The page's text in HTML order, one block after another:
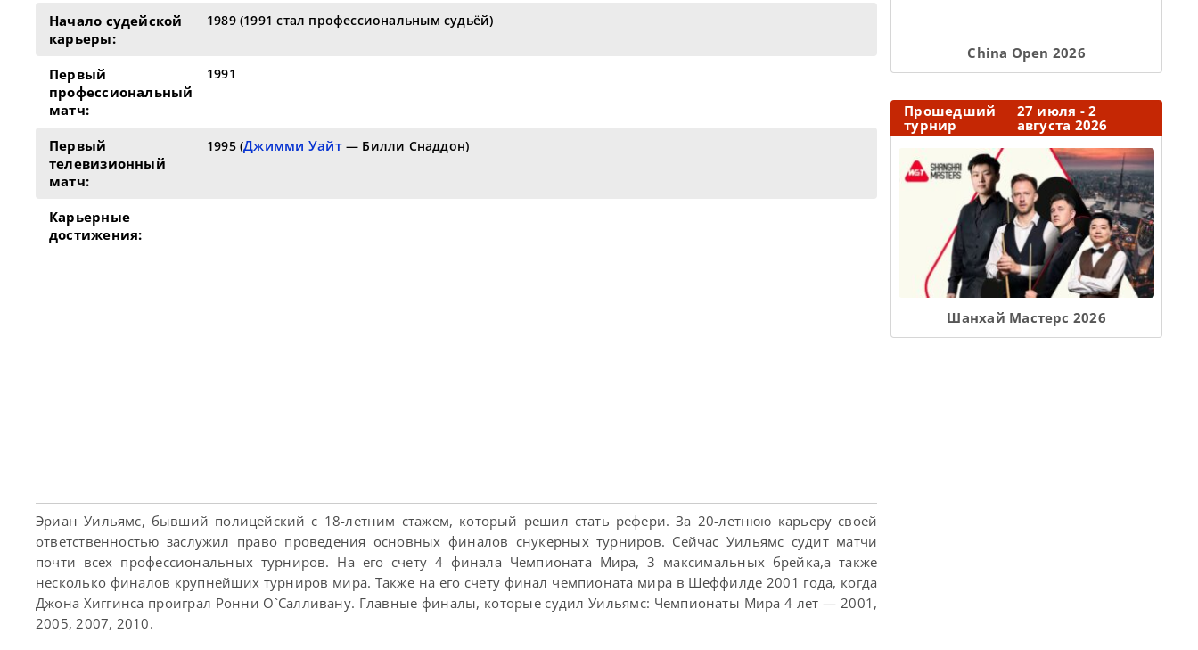
Начало судейской
карьеры:
1989 (1991 стал профессиональным судьёй)
Первый
профессиональный
матч:
1991
Первый
телевизионный
матч:
1995 (Джимми Уайт— Билли Снаддон)
Карьерные
достижения:
Эриан Уильямс, бывший полицейский с 18-летним стажем, который решил стать рефери. За 20-летнюю карьеру своей
ответственностью заслужил право проведения основных финалов снукерных турниров. Сейчас Уильямс судит матчи
почти всех профессиональных турниров. На его счету 4 финала Чемпионата Мира, 3 максимальных брейка,а также
несколько финалов крупнейших турниров мира. Также на его счету финал чемпионата мира в Шеффилде 2001 года, когда
Джона Хиггинса проиграл Ронни О`Салливану. Главные финалы, которые судил Уильямс: Чемпионаты Мира 4 лет — 2001,
2005, 2007, 2010.
Сhina Open 2026
Прошедший
турнир
27 июля - 2
августа 2026
Шанхай Мастерс 2026